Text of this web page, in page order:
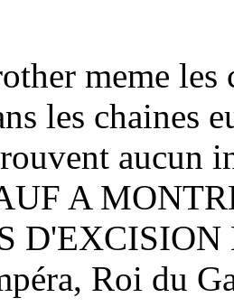
meme les
les chaines
aucun
A
D'EXCISION
Roi du